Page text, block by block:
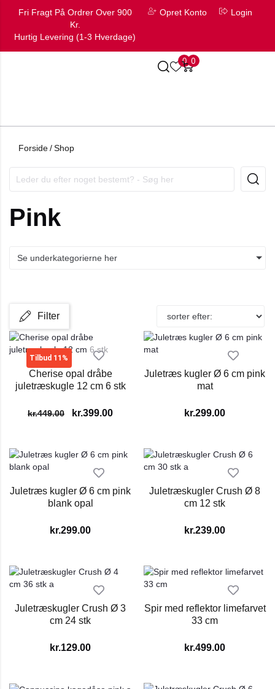
Fri Fragt På Ordrer Over 900
Kr.
Hurtig Levering (1-3 Hverdage)
Opret Konto Login
0 0
Forside/Shop
Pink
Se underkategorierne her
Filter
Tilbud 11%
Cherise opal dråbe
juletræskugle 12 cm 6 stk
kr.449.00 kr.399.00
Juletræs kugler Ø 6 cm pink
mat
kr.299.00
Juletræs kugler Ø 6 cm pink
blank opal
kr.299.00
Juletræskugler Crush Ø 8
cm 12 stk
kr.239.00
Juletræskugler Crush Ø 3
cm 24 stk
kr.129.00
Spir med reflektor limefarvet
33 cm
kr.499.00